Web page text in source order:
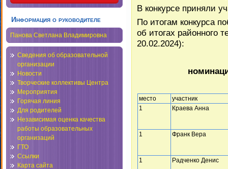
Информация о руководителе
Панова Светлана Владимировна
Сведения об образовательной
организации
Новости
Творческие коллективы Центра
Мероприятия
Горячая линия
Для родителей
Независимая оценка качества
работы образовательных
организаций
ГТО
Ссылки
Карта сайта
В конкурсе приняли
По итогам конкурса
об итогах районного
20.02.2024):
место
участник
1
Краева Анна
1 Франк Вера
1 Радченко Денис